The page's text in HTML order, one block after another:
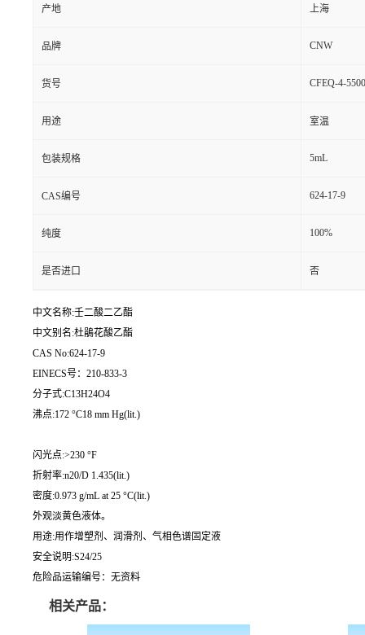
产地 上海
品牌 CNW
货号 CFEQ-4-
用途 室温
包装规格 5mL
CAS编号 624-17-9
纯度 100%
是否进口 否
中文名称:壬二酸二乙酯
中文别名:杜鵑花酸乙酯
CAS No:624-17-9
EINECS号：210-833-3
分子式:C13H24O4
沸点:172 °C18 mm Hg(lit.)
闪光点:>230 °F
折射率:n20/D 1.435(lit.)
密度:0.973 g/mL at 25 °C(lit.)
外观淡黄色液体。
用途:用作增塑剂、润滑剂、气相色谱固定液
安全说明:S24/25
危险品运输编号：无资料
相关产品：